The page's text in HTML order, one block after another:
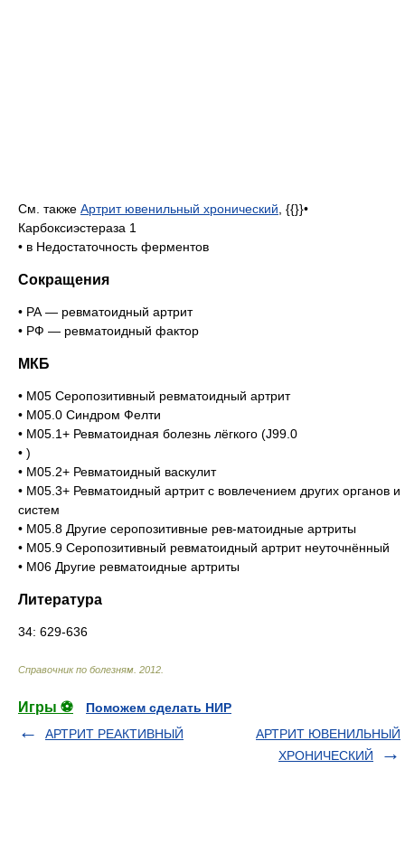
См. также Артрит ювенильный хронический , {{}}•
Карбоксиэстераза 1
• в Недостаточность ферментов
Сокращения
• РА — ревматоидный артрит
• РФ — ревматоидный фактор
МКБ
• М05 Серопозитивный ревматоидный артрит
• М05.0 Синдром Фелти
• М05.1+ Ревматоидная болезнь лёгкого (J99.0
• )
• М05.2+ Ревматоидный васкулит
• М05.3+ Ревматоидный артрит с вовлечением других органов и
систем
• М05.8 Другие серопозитивные рев-матоидные артриты
• М05.9 Серопозитивный ревматоидный артрит неуточнённый
• М06 Другие ревматоидные артриты
Литература
34: 629-636
Справочник по болезням 2012
Игры ⚽
Поможем сделать НИР
АРТРИТ РЕАКТИВНЫЙ
АРТРИТ ЮВЕНИЛЬНЫЙ
ХРОНИЧЕСКИЙ